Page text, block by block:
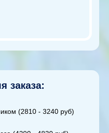
заказа:
(2810 - 3240 руб)